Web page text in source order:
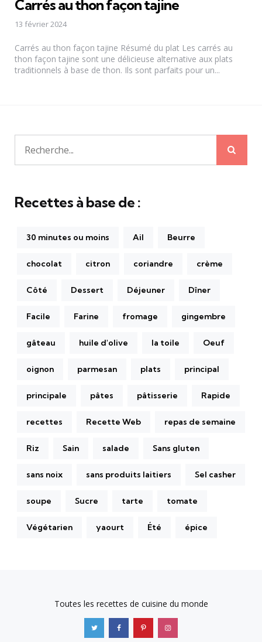
Carrés au thon façon tajine
13 février 2024
Carrés au thon façon tajine Résumé du plat Les carrés au
thon façon tajine sont une délicieuse alternative aux plats
traditionnels à base de thon. Ils sont parfaits pour un...
Recherche
pour:
Recettes à base de :
30 minutes ou moins Ail Beurre
chocolat citron coriandre crème
Côté Dessert Déjeuner Dîner
Facile Farine fromage gingembre
gâteau huile d'olive la toile Oeuf
oignon parmesan plats principal
principale pâtes pâtisserie Rapide
recettes Recette Web repas de semaine
Riz Sain salade Sans gluten
sans noix sans produits laitiers Sel casher
soupe Sucre tarte tomate
Végétarien yaourt Été épice
Toutes les recettes de cuisine du monde